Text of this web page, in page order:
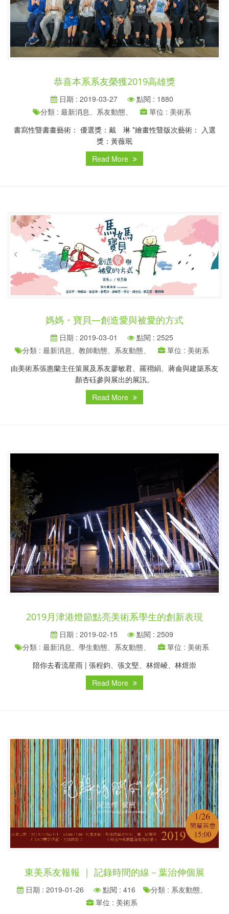
恭喜本系系友榮獲2019高雄獎
日期 : 2019-03-27
點閱 : 1880
分類 : 最新消息、系友動態、
單位 : 美術系
書寫性暨書畫藝術： 優選獎：戴 琳 *繪畫性暨版次藝術： 入選
獎：黃薇珉
Read More
媽媽・寶貝—創造愛與被愛的方式
日期 : 2019-03-01
點閱 : 2525
分類 : 最新消息、教師動態、系友動態、
單位 : 美術系
由美術系張惠蘭主任策展及系友廖敏君、羅祤絹、蔣侖與建築系友
顏杏砡參與展出的展訊。
Read More
2019月津港燈節點亮美術系學生的創新表現
日期 : 2019-02-15
點閱 : 2509
分類 : 最新消息、學生動態、系友動態、
單位 : 美術系
陪你去看流星雨 | 張程鈞、張文堅、林煜崚、林煜崇
Read More
東美系友報報 ｜ 記錄時間的線－葉治伸個展
日期 : 2019-01-26 點閱 : 416
分類 : 系友動態、
單位 : 美術系